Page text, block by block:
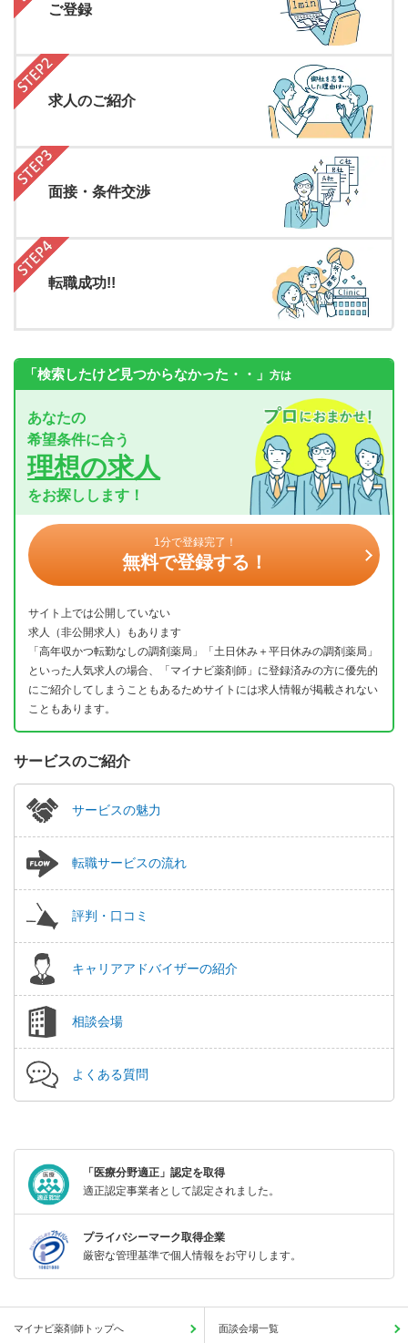
ご登録
求人のご紹介
面接・条件交渉
転職成功!!
「検索したけど見つからなかった・・」 方は
あなたの
希望条件に合う
理想の求人
をお探しします！
1分で登録完了！
無料で登録する！
サイト上では公開していない
求人（非公開求人）もあります
「高年収かつ転勤なしの調剤薬局」「土日休み＋平日休みの調剤薬局」
といった人気求人の場合、「マイナビ薬剤師」に登録済みの方に優先的
にご紹介してしまうこともあるためサイトには求人情報が掲載されない
こともあります。
サービスのご紹介
サービスの魅力
転職サービスの流れ
評判・口コミ
キャリアアドバイザーの紹介
相談会場
よくある質問
「医療分野適正」認定を取得
適正認定事業者として認定されました。
プライバシーマーク取得企業
厳密な管理基準で個人情報をお守りします。
マイナビ薬剤師トップへ 面談会場一覧